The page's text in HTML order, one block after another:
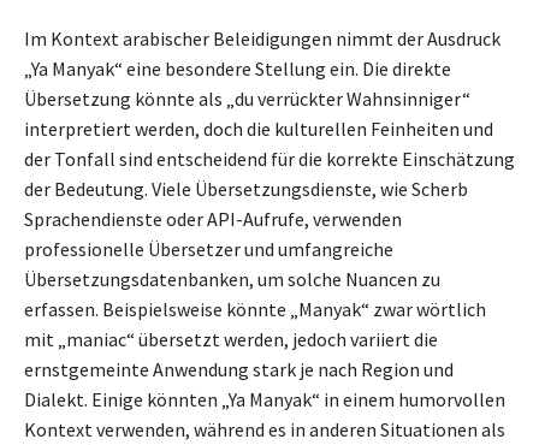
Im Kontext arabischer Beleidigungen nimmt der Ausdruck
„Ya Manyak“ eine besondere Stellung ein. Die direkte
Übersetzung könnte als „du verrückter Wahnsinniger“
interpretiert werden, doch die kulturellen Feinheiten und
der Tonfall sind entscheidend für die korrekte Einschätzung
der Bedeutung. Viele Übersetzungsdienste, wie Scherb
Sprachendienste oder API-Aufrufe, verwenden
professionelle Übersetzer und umfangreiche
Übersetzungsdatenbanken, um solche Nuancen zu
erfassen. Beispielsweise könnte „Manyak“ zwar wörtlich
mit „maniac“ übersetzt werden, jedoch variiert die
ernstgemeinte Anwendung stark je nach Region und
Dialekt. Einige könnten „Ya Manyak“ in einem humorvollen
Kontext verwenden, während es in anderen Situationen als